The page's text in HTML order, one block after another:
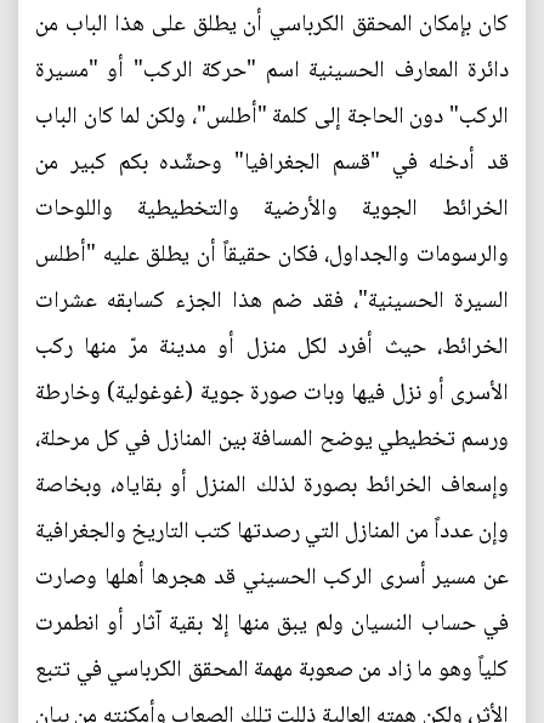
كان بإمكان المحقق الكرباسي أن يطلق على هذا الباب من
دائرة المعارف الحسينية اسم "حركة الركب" أو "مسيرة
الركب" دون الحاجة إلى كلمة "أطلس"، ولكن لما كان الباب
قد أدخله في "قسم الجغرافيا" وحشّده بكم كبير من
الخرائط الجوية والأرضية والتخطيطية واللوحات
والرسومات والجداول، فكان حقيقاً أن يطلق عليه "أطلس
السيرة الحسينية"، فقد ضم هذا الجزء كسابقه عشرات
الخرائط، حيث أفرد لكل منزل أو مدينة مرّ منها ركب
الأسرى أو نزل فيها وبات صورة جوية (غوغولية) وخارطة
ورسم تخطيطي يوضح المسافة بين المنازل في كل مرحلة،
وإسعاف الخرائط بصورة لذلك المنزل أو بقاياه، وبخاصة
وإن عدداً من المنازل التي رصدتها كتب التاريخ والجغرافية
عن مسير أسرى الركب الحسيني قد هجرها أهلها وصارت
في حساب النسيان ولم يبق منها إلا بقية آثار أو انطمرت
كلياً وهو ما زاد من صعوبة مهمة المحقق الكرباسي في تتبع